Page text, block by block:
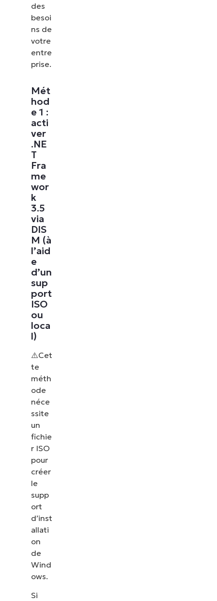
des
besoi
ns de
votre
entre
prise.
Mét
hod
e 1 :
acti
ver
.NE
T
Fra
me
wor
k
3.5
via
DIS
M (à
l’aid
e
d’un
sup
port
ISO
ou
loca
l)
⚠️Cet
te
méth
ode
néce
ssite
un
fichie
r ISO
pour
créer
le
supp
ort
d’inst
allati
on
de
Wind
ows.
Si